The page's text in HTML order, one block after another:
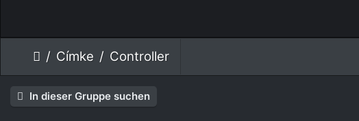
Címke Controller
In dieser Gruppe suchen